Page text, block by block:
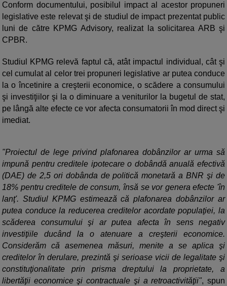
Conform documentului, posibilul impact al acestor propuneri
legislative este relevat şi de studiul de impact prezentat public
luni de către KPMG Advisory, realizat la solicitarea ARB şi
CPBR.
Studiul KPMG relevă faptul că, atât impactul individual, cât şi
cel cumulat al celor trei propuneri legislative ar putea conduce
la o încetinire a creşterii economice, o scădere a consumului
şi investiţiilor şi la o diminuare a veniturilor la bugetul de stat,
pe lângă alte efecte ce vor afecta consumatorii în mod direct şi
imediat.
"Proiectul de lege privind plafonarea dobânzilor ar urma să
impună pentru creditele ipotecare o dobândă anuală efectivă
(DAE) de 2,5 ori dobânda de politică monetară a BNR şi de
18% pentru creditele de consum, însă se vor genera efecte 'în
lanţ'. Studiul KPMG estimează că plafonarea dobânzilor ar
putea conduce la reducerea creditelor acordate populaţiei, la
scăderea consumului şi ar putea afecta în sens negativ
investiţiile ducând la o atenuare a creşterii economice.
Considerăm că asemenea măsuri, menite a se aplica şi
creditelor în derulare, prezintă şi serioase vicii de legalitate şi
constituţionalitate prin prisma dreptului la proprietate, a
libertăţii economice şi contractuale şi a retroactivităţii", spun